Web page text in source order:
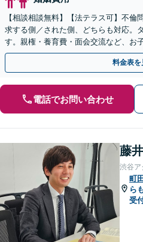
【相談相談無料】【法テラス可】不倫
求する側／された側、どちらも対応。
す。親権・養育費・面会交流など、お
富。【子連れ相談可】【定休日なし】
料金表を
電話でお問い合わせ
藤
渋谷ア
町
ら
受